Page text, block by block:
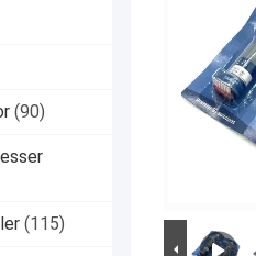
(90)
(115)